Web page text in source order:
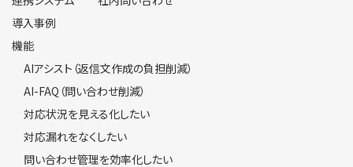
AI-FAQ（問い合わせ削減）
対応状況を見える化したい
対応漏れをなくしたい
問い合わせ管理を効率化したい
複数窓口をまとめて管理したい
チームでノウハウや情報を共有したい
誤送信をなくしたい